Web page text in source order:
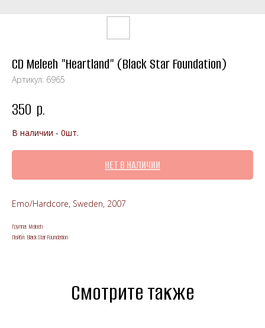
CD Meleeh "Heartland" (Black Star Foundation)
Артикул: 6965
350 р.
В наличии - 0шт.
НЕТ В НАЛИЧИИ
Emo/Hardcore, Sweden, 2007
Группа: Meleeh
Лейбл: Black Star Foundation
Смотрите также